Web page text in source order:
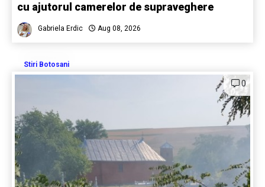
cu ajutorul camerelor de supraveghere
Gabriela Erdic Aug 08, 2026
Stiri Botosani
0